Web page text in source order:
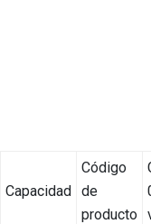
Capacidad
Código
de
producto